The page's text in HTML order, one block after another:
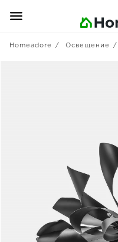
Homeadore Освещение